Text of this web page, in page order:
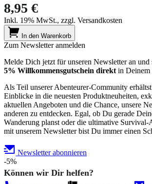
8,95 €
Inkl. 19% MwSt., zzgl. Versandkosten
In den Warenkorb
Zum Newsletter anmelden
Melde Dich jetzt für unseren Newsletter an
5% Willkommensgutschein direkt in Deinem
Als Teil unserer Abenteurer-Community
Einblicke in die neuesten Produktneuheiten,
aktuellen Angeboten und die Chance, unsere
anderen zu entdecken. Egal, ob Du gerade
Wanderung planst oder die ultimative Survival-
mit unserem Newsletter bist Du immer einen
Newsletter abonnieren
-5%
Können wir Dir helfen?